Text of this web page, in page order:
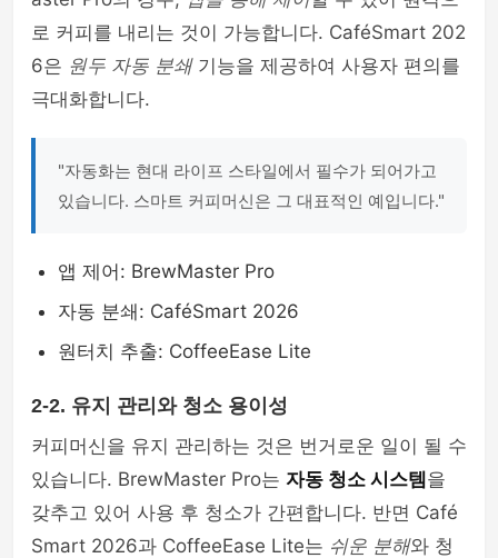
로 커피를 내리는 것이 가능합니다. CaféSmart 202
6은 원두 자동 분쇄기능을 제공하여 사용자 편의를
극대화합니다.
"자동화는 현대 라이프 스타일에서 필수가 되어가고
있습니다. 스마트 커피머신은 그 대표적인 예입니다."
앱 제어: BrewMaster Pro
자동 분쇄: CaféSmart 2026
원터치 추출: CoffeeEase Lite
2-2. 유지 관리와 청소 용이성
커피머신을 유지 관리하는 것은 번거로운 일이 될 수
있습니다. BrewMaster Pro는 자동 청소 시스템 을
갖추고 있어 사용 후 청소가 간편합니다. 반면 Café
Smart 2026과 CoffeeEase Lite는 쉬운 분해와 청